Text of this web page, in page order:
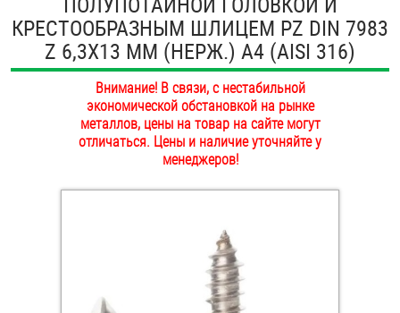
ОПЛАТА И ДОСТАВКА
НАШИ МАГАЗИНЫ
Втулки
Гайки
Дюбели
Дюймовый крепёж
КРЕСТООБРАЗНЫМ ШЛИЦЕМ PZ DIN 7983
Z 6,3Х13 ММ (НЕРЖ.) A4 (AISI 316)
Внимание! В связи, с нестабильной
экономической обстановкой на рынке
металлов, цены на товар на сайте могут
отличаться. Цены и наличие уточняйте у
менеджеров!